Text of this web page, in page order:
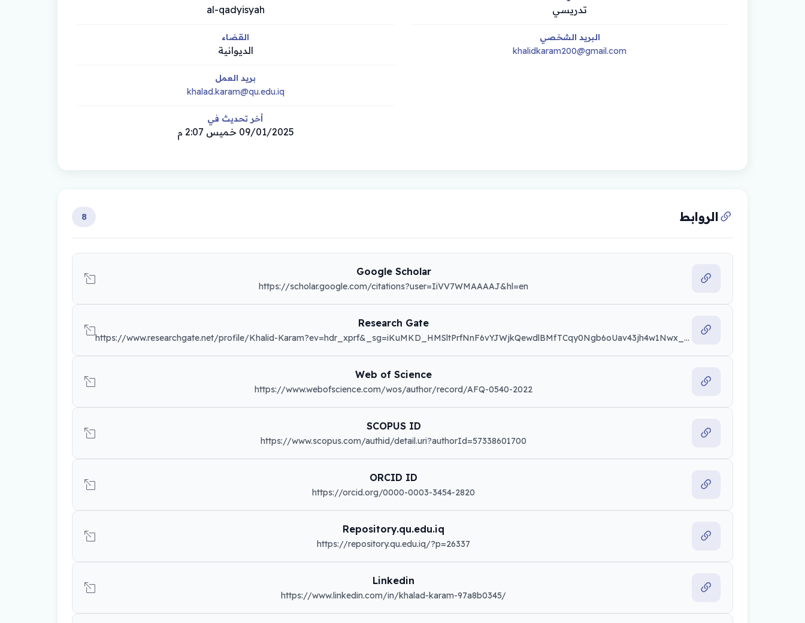
تدريسي
البريد الشخصي
khalidkaram200@gmail.com
al-qadyisyah
القضاء
الديوانية
بريد العمل
khalad.karam@qu.edu.iq
أخر تحديث في
09/01/2025 خميس 2:07 م
الروابط 8
Google Scholar
https://scholar.google.com/citations?user=IiVV7WMAAAAJ&hl=en
Research Gate
https://www.researchgate.net/profile/Khalid-Karam?ev=hdr_xprf&_sg=iKuMKD_HMSltPrfNnF6vYJWjkQewdlBMfTCqy0Ngb6oUav43jh4w1Nwx_Ka09LMbd_T4VL9bbiY6PbPHPzbNhN81&_tp=eyJjb250ZXh0Ijp7ImZpcnN0UGFnZSI6ImhvbWUiLCJwYWdlIjoiaG9tZSIsInBvc2l0aW9uIjoiZ2xvYmFsSGVhZGVyIn19
Web of Science
https://www.webofscience.com/wos/author/record/AFQ-0540-2022
SCOPUS ID
https://www.scopus.com/authid/detail.uri?authorId=57338601700
ORCID ID
https://orcid.org/0000-0003-3454-2820
Repository.qu.edu.iq
https://repository.qu.edu.iq/?p=26337
Linkedin
https://www.linkedin.com/in/khalad-karam-97a8b0345/